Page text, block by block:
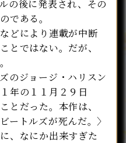
の後に発表され、その
である。
どにより連載が中断
とではない。だが、
のジョージ・ハリスン
年の１１月２９日
とだった。本作は、
ートルズが死んだ。〉
、なにか出来すぎた